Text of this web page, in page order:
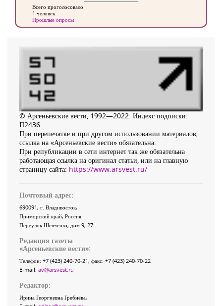
Всего проголосовало
1 человек
Прошлые опросы
© Арсеньевские вести, 1992—2022. Индекс подписки:
П2436
При перепечатке и при другом использовании материалов,
ссылка на «Арсеньевские вести» обязательна.
При републикации в сети интернет так же обязательна
работающая ссылка на оригинал статьи, или на главную
страницу сайта: https://www.arsvest.ru/
Почтовый адрес:
690091, г. Владивосток,
Приморский край, Россия
Переулок Шевченко, дом 9, 27
Редакция газеты
«Арсеньевские вести»:
Телефон: +7 (423) 240-70-21, факс: +7 (423) 240-70-22
E-mail: av@arsvest.ru
Редактор:
Ирина Георгиевна Гребнёва,